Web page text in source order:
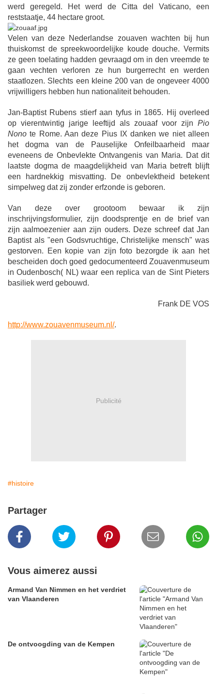
werd geregeld. Het werd de Citta del Vaticano, een
reststaatje, 44 hectare groot.
Velen van deze Nederlandse zouaven wachten bij hun
thuiskomst de spreekwoordelijke koude douche. Vermits
ze geen toelating hadden gevraagd om in den vreemde te
gaan vechten verloren ze hun burgerrecht en werden
staatlozen. Slechts een kleine 200 van de ongeveer 4000
vrijwilligers hebben hun nationaliteit behouden.
Jan-Baptist Rubens stierf aan tyfus in 1865. Hij overleed
op vierentwintig jarige leeftijd als zouaaf voor zijn Pio
Nono te Rome. Aan deze Pius IX danken we niet alleen
het dogma van de Pauselijke Onfeilbaarheid maar
eveneens de Onbevlekte Ontvangenis van Maria. Dat dit
laatste dogma de maagdelijkheid van Maria betreft blijft
een hardnekkig misvatting. De onbevlektheid betekent
simpelweg dat zij zonder erfzonde is geboren.
Van deze over grootoom bewaar ik zijn
inschrijvingsformulier, zijn doodsprentje en de brief van
zijn aalmoezenier aan zijn ouders. Deze schreef dat Jan
Baptist als "een Godsvruchtige, Christelijke mensch" was
gestorven. Een kopie van zijn foto bezorgde ik aan het
bescheiden doch goed gedocumenteerd Zouavenmuseum
in Oudenbosch( NL) waar een replica van de Sint Pieters
basiliek werd gebouwd.
Frank DE VOS
http://www.zouavenmuseum.nl/.
Publicité
#histoire
Partager
Vous aimerez aussi
Armand Van Nimmen en het verdriet
van Vlaanderen
De ontvoogding van de Kempen